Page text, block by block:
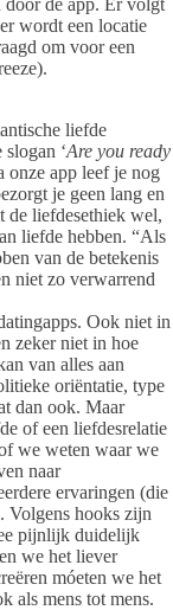
door de app. Er volgt
wordt een locatie
om voor een
liefde
‘Are you ready
onze app leef je nog
je geen lang en
de liefdesethiek wel,
liefde hebben. “Als
van de betekenis
niet zo verwarrend
Ook niet in
zeker niet in hoe
van alles aan
oriëntatie, type
dan ook. Maar
of een liefdesrelatie
we weten waar we
naar
ervaringen (die
Volgens hooks zijn
pijnlijk duidelijk
we het liever
móeten we het
als mens tot mens.